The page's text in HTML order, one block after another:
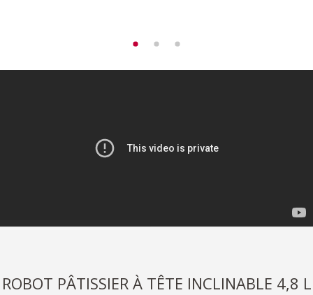
ROBOT PÂTISSIER À TÊTE INCLINABLE 4,8 L